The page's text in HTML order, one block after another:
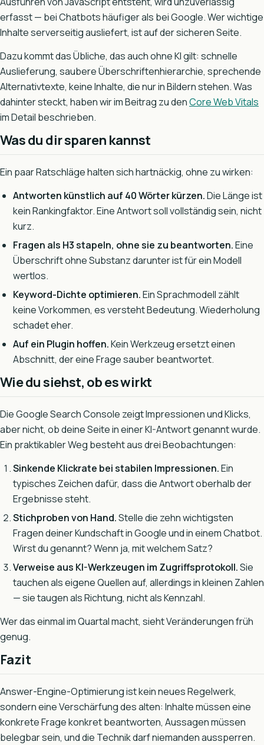
erfasst — bei Chatbots häufiger als bei Google. Wer wichtige
Inhalte serverseitig ausliefert, ist auf der sicheren Seite.
Dazu kommt das Übliche, das auch ohne KI gilt: schnelle
Auslieferung, saubere Überschriftenhierarchie, sprechende
Alternativtexte, keine Inhalte, die nur in Bildern stehen. Was
dahinter steckt, haben wir im Beitrag zu denCore Web Vitals
im Detail beschrieben.
Was du dir sparen kannst
Ein paar Ratschläge halten sich hartnäckig, ohne zu wirken:
Antworten künstlich auf 40 Wörter kürzen.Die Länge ist
kein Rankingfaktor. Eine Antwort soll vollständig sein, nicht
kurz.
Fragen als H3 stapeln, ohne sie zu beantworten.Eine
Überschrift ohne Substanz darunter ist für ein Modell
wertlos.
Keyword-Dichte optimieren.Ein Sprachmodell zählt
keine Vorkommen, es versteht Bedeutung. Wiederholung
schadet eher.
Auf ein Plugin hoffen.Kein Werkzeug ersetzt einen
Abschnitt, der eine Frage sauber beantwortet.
Wie du siehst, ob es wirkt
Die Google Search Console zeigt Impressionen und Klicks,
aber nicht, ob deine Seite in einer KI-Antwort genannt wurde.
Ein praktikabler Weg besteht aus drei Beobachtungen:
Sinkende Klickrate bei stabilen Impressionen.Ein
typisches Zeichen dafür, dass die Antwort oberhalb der
Ergebnisse steht.
Stichproben von Hand.Stelle die zehn wichtigsten
Fragen deiner Kundschaft in Google und in einem Chatbot.
Wirst du genannt? Wenn ja, mit welchem Satz?
Verweise aus KI-Werkzeugen im Zugriffsprotokoll.Sie
tauchen als eigene Quellen auf, allerdings in kleinen Zahlen
— sie taugen als Richtung, nicht als Kennzahl.
Wer das einmal im Quartal macht, sieht Veränderungen früh
genug.
Fazit
Answer-Engine-Optimierung ist kein neues Regelwerk,
sondern eine Verschärfung des alten: Inhalte müssen eine
konkrete Frage konkret beantworten, Aussagen müssen
belegbar sein, und die Technik darf niemanden aussperren.